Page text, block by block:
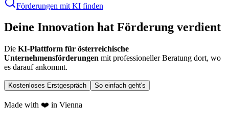
Förderungen mit KI finden
Deine Innovation hat Förderung verdient
Die KI-Plattform für österreichische
Unternehmensförderungen mit professioneller Beratung dort, wo
es darauf ankommt.
Kostenloses Erstgespräch So einfach geht's
Made with ❤️ in Vienna